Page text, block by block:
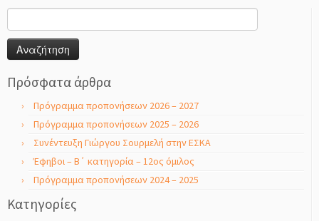
για:
Πρόσφατα άρθρα
Πρόγραμμα προπονήσεων 2026 – 2027
Πρόγραμμα προπονήσεων 2025 – 2026
Συνέντευξη Γιώργου Σουρμελή στην ΕΣΚΑ
Έφηβοι – Β΄ κατηγορία – 12ος όμιλος
Πρόγραμμα προπονήσεων 2024 – 2025
Kατηγορίες